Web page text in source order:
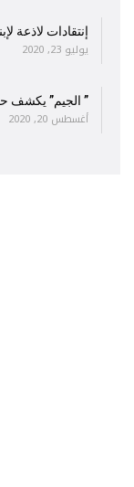
إنتقادات لاذعة
يوليو 23, 2020
” الجيم” يكشف
أغسطس 20, 2020